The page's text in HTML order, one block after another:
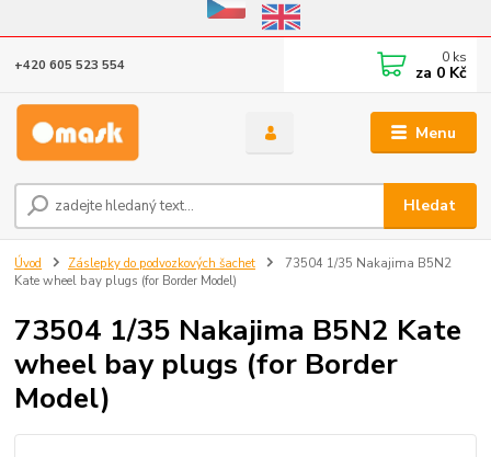
Eshop v provozu do 31.10.2026
Menu
Hledat
+420 605 523 554 0 ks
za 0 Kč
Úvod Záslepky do podvozkových šachet
73504 1/35 Nakajima B5N2
Kate wheel bay plugs (for Border Model)
73504 1/35 Nakajima B5N2 Kate
wheel bay plugs (for Border
Model)